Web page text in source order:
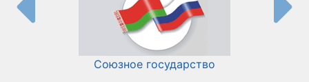
Союзное государство